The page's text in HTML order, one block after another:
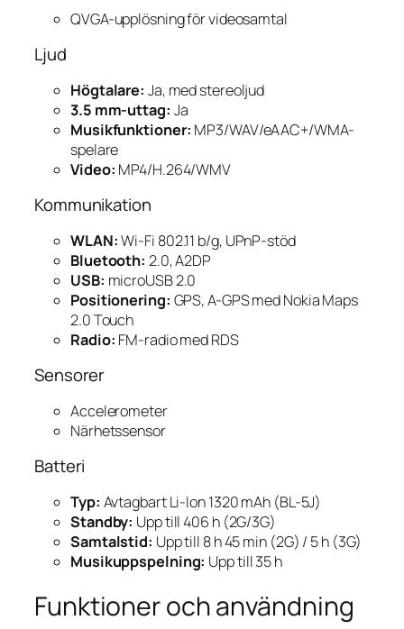
QVGA-upplösning för videosamtal
Ljud
Högtalare: Ja, med stereoljud
3.5 mm-uttag: Ja
Musikfunktioner: MP3/WAV/eAAC+/WMA-
spelare
Video: MP4/H.264/WMV
Kommunikation
WLAN:Wi-Fi 802.11 b/g, UPnP-stöd
Bluetooth: 2.0, A2DP
USB: microUSB 2.0
Positionering: GPS, A-GPS med Nokia Maps
2.0 Touch
Radio: FM-radio med RDS
Sensorer
Accelerometer
Närhetssensor
Batteri
Typ: Avtagbart Li-Ion 1320 mAh (BL-5J)
Standby: Upp till 406 h (2G/3G)
Samtalstid: Upp till 8 h 45 min (2G) / 5 h (3G)
Musikuppspelning: Upp till 35 h
Funktioner och användning